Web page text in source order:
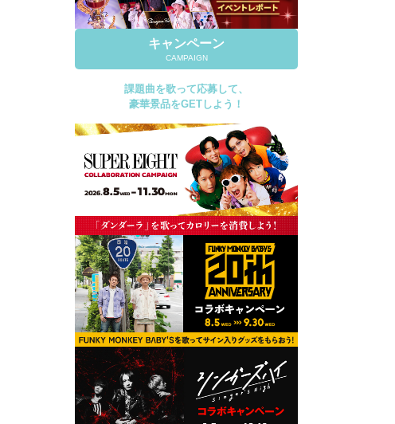
キャンペーン
CAMPAIGN
課題曲を歌って応募して、
豪華景品をGETしよう！